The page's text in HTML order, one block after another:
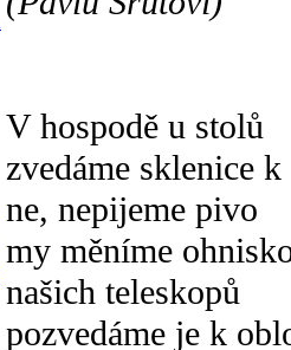
V hospodě u stolů
zvedáme sklenice
ne, nepijeme pivo
my měníme
našich teleskopů
pozvedáme je k